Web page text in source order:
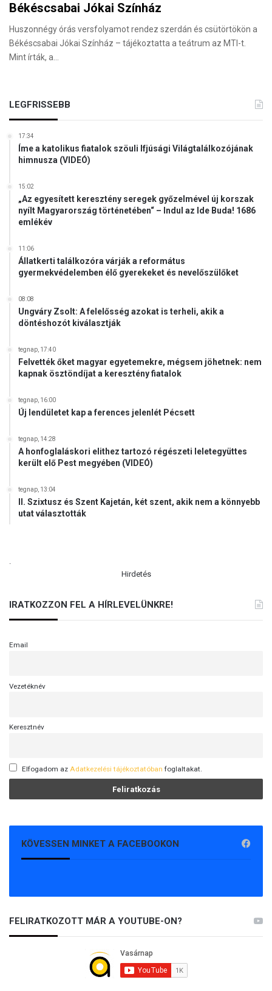
Békéscsabai Jókai Színház
Huszonnégy órás versfolyamot rendez szerdán és csütörtökön a
Békéscsabai Jókai Színház – tájékoztatta a teátrum az MTI-t.
Mint írták, a…
LEGFRISSEBB
17:34
Íme a katolikus fiatalok szöuli Ifjúsági Világtalálkozójának
himnusza (VIDEÓ)
15:02
„Az egyesített keresztény seregek győzelmével új korszak
nyílt Magyarország történetében“ – Indul az Ide Buda! 1686
emlékév
11:06
Állatkerti találkozóra várják a református
gyermekvédelemben élő gyerekeket és nevelőszülőket
08:08
Ungváry Zsolt: A felelősség azokat is terheli, akik a
döntéshozót kiválasztják
tegnap, 17:40
Felvették őket magyar egyetemekre, mégsem jöhetnek: nem
kapnak ösztöndíjat a keresztény fiatalok
tegnap, 16:00
Új lendületet kap a ferences jelenlét Pécsett
tegnap, 14:28
A honfoglaláskori elithez tartozó régészeti leletegyüttes
került elő Pest megyében (VIDEÓ)
tegnap, 13:04
II. Szixtusz és Szent Kajetán, két szent, akik nem a könnyebb
utat választották
.
Hirdetés
IRATKOZZON FEL A HÍRLEVELÜNKRE!
Email
Vezetéknév
Keresztnév
Elfogadom az Adatkezelési tájékoztatóban foglaltakat.
KÖVESSEN MINKET A FACEBOOKON
FELIRATKOZOTT MÁR A YOUTUBE-ON?